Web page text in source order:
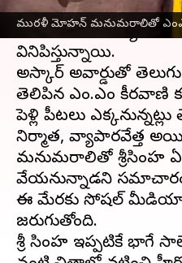
మురళీ మోహన్ మనుమరాలితో
టాలీవుడ్‌లో మంచి గుర్తింపు
కుటుంబాలు వియ్యం
వినిపిస్తున్నాయి.
అస్కార్ అవార్డుతో
తెలిపిన ఎం.ఎం కీరవాణి
పెళ్లి పీటలు ఎక్కనున్నట్లు
నిర్మాత, వ్యాపారవేత్త
మనుమరాలితో శ్రీసింహ
వేయనున్నాడని
ఈ మేరకు సోషల్
జరుగుతోంది.
శ్రీ సింహ ఇప్పటికే భాగే